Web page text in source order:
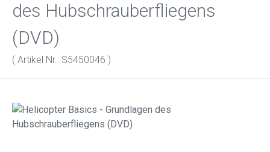
des Hubschrauberfliegens
(DVD)
( Artikel Nr.: S5450046 )
Bildergalerie überspringen